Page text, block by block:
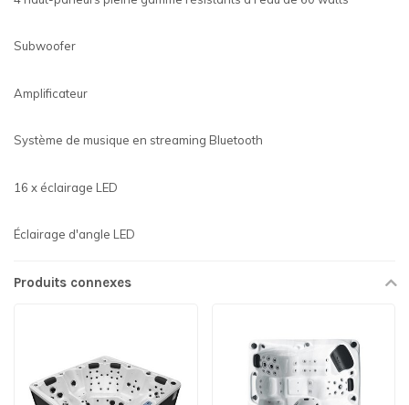
Subwoofer
Amplificateur
Système de musique en streaming Bluetooth
16 x éclairage LED
Éclairage d'angle LED
Produits connexes